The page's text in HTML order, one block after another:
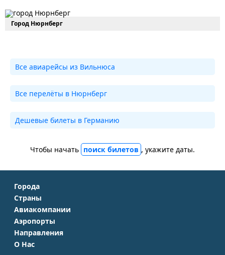
Город Нюрнберг
Все авиарейсы из Вильнюса
Все перелёты в Нюрнберг
Дешевые билеты в Германию
Чтобы начать поиск билетов , укажите даты.
Города
Москва
Санкт-Петербург
Симферополь
Краснодар
Страны
Крым
Турция
Таиланд
Авиакомпании
Аэрофлот
S7 Airlines
Аэропорты
Домодедово
Шереметьево
Направления
Москва - Сочи
О Нас